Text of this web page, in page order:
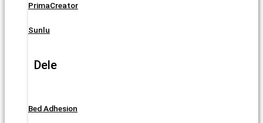
PrimaCreator
Sunlu
Dele
Bed Adhesion